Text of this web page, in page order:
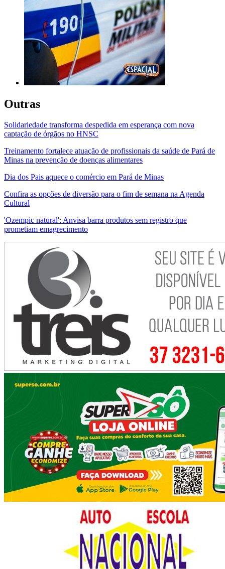
Outras
Solidariedade transforma despedida em esperança com nova
captação de órgãos no HNSC
Treinamento fortalece atuação de profissionais da saúde de Pará de
Minas na prevenção de doenças alimentares
Dia dos Pais aquece o comércio em Pará de Minas
Confira as opções de diversão para o fim de semana na Agenda
Cultural
'Ozempic natural': Anvisa barra produtos sem registro que
prometiam emagrecimento